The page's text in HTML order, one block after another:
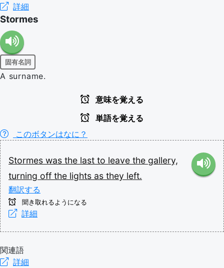
詳細
Stormes
固有名詞
A surname.
意味を覚える
単語を覚える
このボタンはなに？
Stormes was the last to leave the gallery,
turning off the lights as they left.
翻訳する
聞き取れるようになる
詳細
関連語
詳細